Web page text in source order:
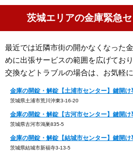
茨城エリアの金庫緊急
最近では近隣市街の開かなくなった
めに出張サービスの範囲を広げてお
交換などトラブルの場合は、お気軽
金庫の開錠・解錠【土浦市センター】鍵開け
茨城県土浦市荒川沖東3-16-20
金庫の開錠・解錠【古河市センター】鍵開け
茨城県古河市鴻巣835-5
金庫の開錠・解錠【結城市センター】鍵開け
茨城県結城市新福寺3-13-5